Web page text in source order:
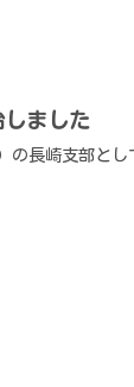
しました
の長崎支部と